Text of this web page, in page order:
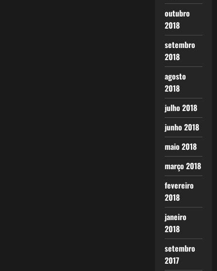
outubro
2018
setembro
2018
agosto
2018
julho 2018
junho 2018
maio 2018
março 2018
fevereiro
2018
janeiro
2018
setembro
2017